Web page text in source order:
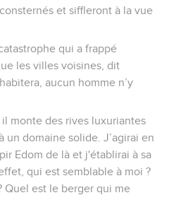
et siffleront à la vue
qui a frappé
les villes voisines, dit
aucun homme n’y
monte des rives luxuriantes
un domaine solide. J’agirai en
Edom de là et j'établirai à sa
qui est semblable à moi ?
Quel est le berger qui me